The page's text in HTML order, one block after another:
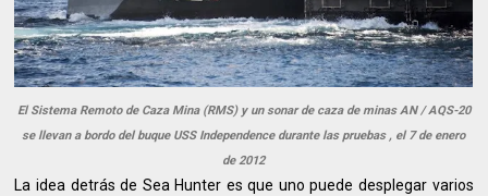
El Sistema Remoto de Caza Mina (RMS) y un sonar de caza de minas AN / AQS-20
se llevan a bordo del buque USS Independence durante las pruebas , el 7 de enero
de 2012
La idea detrás de Sea Hunter es que uno puede desplegar varios